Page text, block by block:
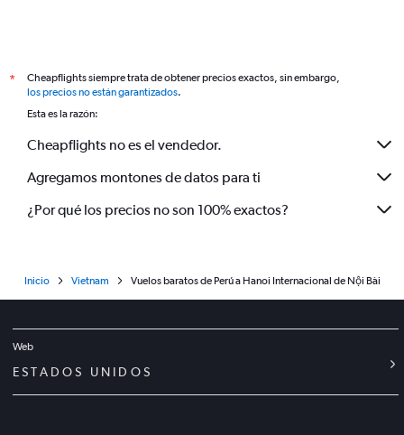
*
Cheapflights siempre trata de obtener precios exactos, sin embargo,
los precios no están garantizados.
Esta es la razón:
Cheapflights no es el vendedor.
Agregamos montones de datos para ti
¿Por qué los precios no son 100% exactos?
Inicio Vietnam Vuelos baratos de Perú a Hanoi Internacional de Nội Bài
Web
ESTADOS UNIDOS